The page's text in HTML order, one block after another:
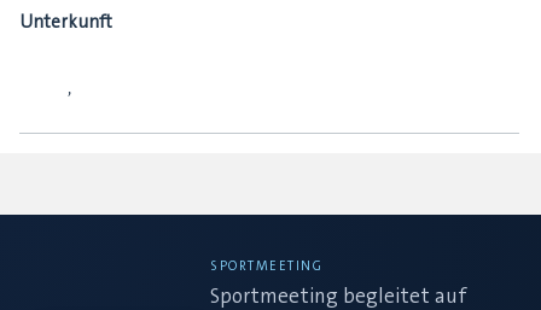
Unterkunft
,
SPORTMEETING
Sportmeeting begleitet auf